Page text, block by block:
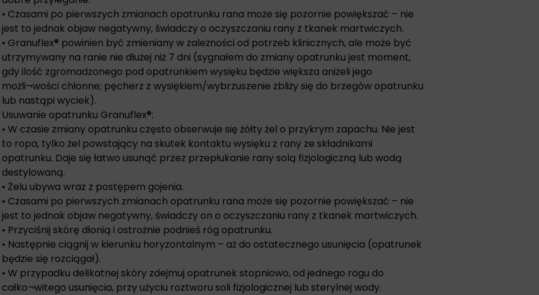
• Czasami po pierwszych zmianach opatrunku rana może się pozornie powiększać – nie
jest to jednak objaw negatywny, świadczy o oczyszczaniu rany z tkanek martwiczych.
• Granuflex® powinien być zmieniany w zależności od potrzeb klinicznych, ale może być
utrzymywany na ranie nie dłużej niż 7 dni (sygnałem do zmiany opatrunku jest moment,
gdy ilość zgromadzonego pod opatrunkiem wysięku będzie większa aniżeli jego
możli¬wości chłonne; pęcherz z wysiękiem/wybrzuszenie zbliży się do brzegów opatrunku
lub nastąpi wyciek).
Usuwanie opatrunku Granuflex®:
• W czasie zmiany opatrunku często obserwuje się żółty żel o przykrym zapachu. Nie jest
to ropa, tylko żel powstający na skutek kontaktu wysięku z rany ze składnikami
opatrunku. Daje się łatwo usunąć przez przepłukanie rany solą fizjologiczną lub wodą
destylowaną.
• Żelu ubywa wraz z postępem gojenia.
• Czasami po pierwszych zmianach opatrunku rana może się pozornie powiększać – nie
jest to jednak objaw negatywny, świadczy on o oczyszczaniu rany z tkanek martwiczych.
• Przyciśnij skórę dłonią i ostrożnie podnieś róg opatrunku.
• Następnie ciągnij w kierunku horyzontalnym – aż do ostatecznego usunięcia (opatrunek
będzie się rozciągał).
• W przypadku delikatnej skóry zdejmuj opatrunek stopniowo, od jednego rogu do
całko¬witego usunięcia, przy użyciu roztworu soli fizjologicznej lub sterylnej wody.